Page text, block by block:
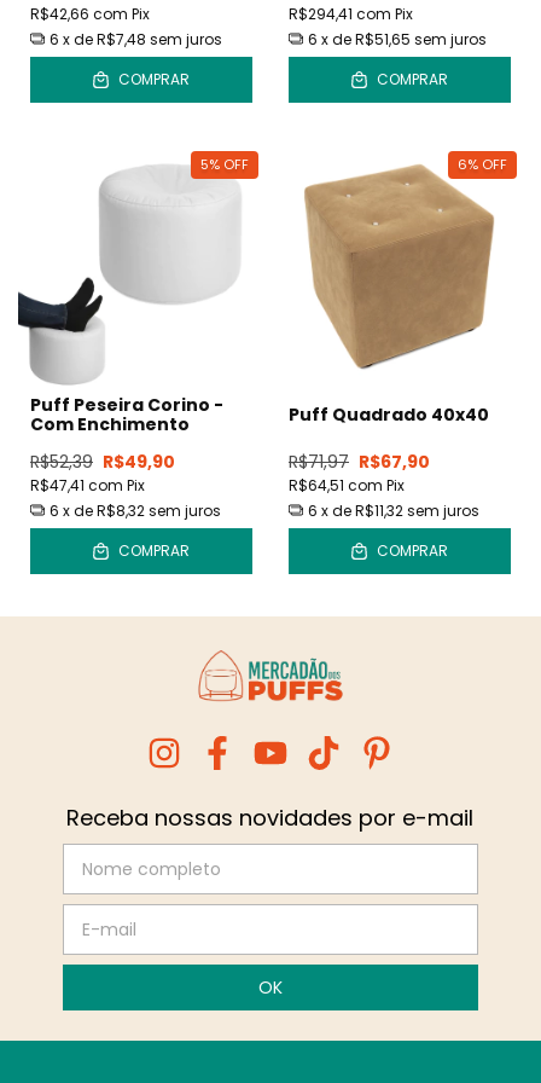
R$42,66 com Pix
6 x deR$7,48 sem juros
COMPRAR
R$294,41 com Pix
6 x deR$51,65 sem juros
COMPRAR
5% OFF
Puff Peseira Corino -
Com Enchimento
R$52,39 R$49,90
R$47,41 com Pix
6 x deR$8,32sem juros
COMPRAR
6% OFF
Puff Quadrado 40x40
R$71,97 R$67,90
R$64,51 com Pix
6 x deR$11,32sem juros
COMPRAR
Receba nossas novidades por e-mail